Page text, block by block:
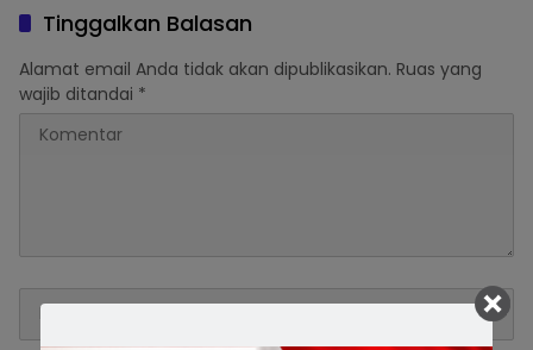
Tinggalkan Balasan
Alamat email Anda tidak akan dipublikasikan. Ruas yang
wajib ditandai *